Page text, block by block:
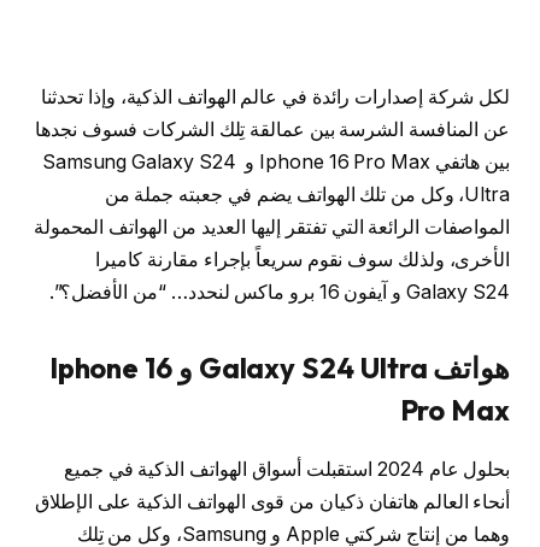
لكل شركة إصدارات رائدة في عالم الهواتف الذكية، وإذا تحدثنا
عن المنافسة الشرسة بين عمالقة تِلك الشركات فسوف نجدها
بين هاتفي Iphone 16 Pro Max و Samsung Galaxy S24
Ultra، وكل من تلك الهواتف يضم في جعبته جملة من
المواصفات الرائعة التي تفتقر إليها العديد من الهواتف المحمولة
الأخرى، ولذلك سوف نقوم سريعاً بإجراء مقارنة كاميرا
Galaxy S24 و آيفون 16 برو ماكس لنحدد… “من الأفضل؟”.
هواتف Galaxy S24 Ultra
و Iphone 16
Pro Max
بحلول عام 2024 استقبلت أسواق الهواتف الذكية في جميع
أنحاء العالم هاتفان ذكيان من قوى الهواتف الذكية على الإطلاق
وهما من إنتاج شركتي Apple و Samsung، وكل من تِلك